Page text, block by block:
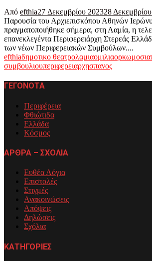
Από efthia27 Δεκεμβρίου 202328
Παρουσία του Αρχιεπισκόπου Αθηνών
πραγματοποιήθηκε σήμερα, στη Λαμία, η
επανεκλεγέντα Περιφερειάρχη Στερεάς
των νέων Περιφερειακών Συμβούλων....
efthiaδημοτικο θεατρολαμιαομιλιαορκωμοσια
συμβουλιουπεριφερειαρχησπανος
ΓΕΓΟΝΟΤΑ
Περιφέρεια
Φθιώτιδα
Ελλάδα
Κόσμος
ΑΡΘΡΑ – ΣΧΟΛΙΑ
Ευθέα Λόγια
Επιστολές
Στιγμές
Ανακοινώσεις
Απόψεις
Δηλώσεις
Σχόλια
ΚΑΤΗΓΟΡΙΕΣ